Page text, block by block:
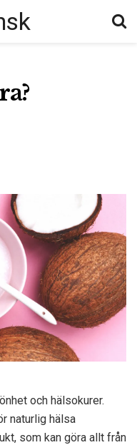
och hälsokurer.
naturlig hälsa
som kan göra allt från